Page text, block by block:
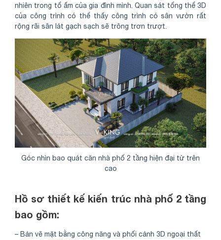
nhiên trong tổ ấm của gia đình mình. Quan sát tổng thể 3D
của công trình có thể thấy công trình có sân vườn rất
rộng rãi sân lát gạch sạch sẽ trông trơn trượt.
Góc nhìn bao quát căn nhà phố 2 tầng hiện đại từ trên
cao
Hồ sơ thiết kế kiến trúc nhà phố 2 tầng
bao gồm:
– Bản vẽ mặt bằng công năng và phối cảnh 3D ngoại thất